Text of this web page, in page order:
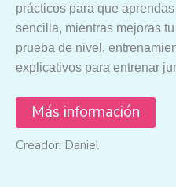
prácticos para que
sencilla, mientras mejoras tu
prueba de nivel,
explicativos para entrenar
Más información
Creador: Daniel